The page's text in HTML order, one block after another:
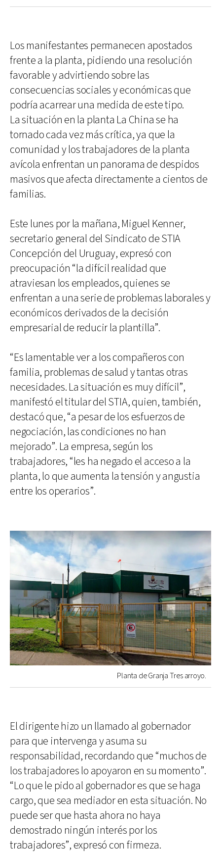
Los manifestantes permanecen apostados
frente a la planta, pidiendo una resolución
favorable y advirtiendo sobre las
consecuencias sociales y económicas que
podría acarrear una medida de este tipo.
La situación en la planta La China se ha
tornado cada vez más crítica, ya que la
comunidad y los trabajadores de la planta
avícola enfrentan un panorama de despidos
masivos que afecta directamente a cientos de
familias.
Este lunes por la mañana, Miguel Kenner,
secretario general del Sindicato de STIA
Concepción del Uruguay, expresó con
preocupación “la difícil realidad que
atraviesan los empleados, quienes se
enfrentan a una serie de problemas laborales y
económicos derivados de la decisión
empresarial de reducir la plantilla”.
“Es lamentable ver a los compañeros con
familia, problemas de salud y tantas otras
necesidades. La situación es muy difícil”,
manifestó el titular del STIA, quien, también,
destacó que, “a pesar de los esfuerzos de
negociación, las condiciones no han
mejorado”. La empresa, según los
trabajadores, “les ha negado el acceso a la
planta, lo que aumenta la tensión y angustia
entre los operarios”.
Planta de Granja Tres arroyo.
El dirigente hizo un llamado al gobernador
para que intervenga y asuma su
responsabilidad, recordando que “muchos de
los trabajadores lo apoyaron en su momento”.
“Lo que le pido al gobernador es que se haga
cargo, que sea mediador en esta situación. No
puede ser que hasta ahora no haya
demostrado ningún interés por los
trabajadores”, expresó con firmeza.